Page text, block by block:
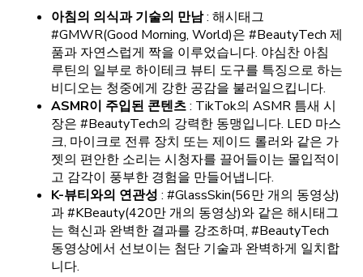
아침의 의식과 기술의 만남: 해시태그
#GMWR(Good Morning, World)은 #BeautyTech 제
품과 자연스럽게 짝을 이루었습니다. 야심찬 아침
루틴의 일부로 하이테크 뷰티 도구를 특징으로 하는
비디오는 청중에게 강한 공감을 불러일으킵니다.
ASMR이 주입된 콘텐츠: TikTok의 ASMR 틈새 시
장은 #BeautyTech의 강력한 동맹입니다. LED 마스
크, 마이크로 전류 장치 또는 제이드 롤러와 같은 가
젯의 편안한 소리는 시청자를 끌어들이는 몰입적이
고 감각이 풍부한 경험을 만들어냅니다.
K-뷰티와의 연관성 : #GlassSkin(56만 개의 동영상)
과 #KBeauty(420만 개의 동영상)와 같은 해시태그
는 혁신과 완벽한 결과를 강조하며, #BeautyTech
동영상에서 선보이는 첨단 기술과 완벽하게 일치합
니다.